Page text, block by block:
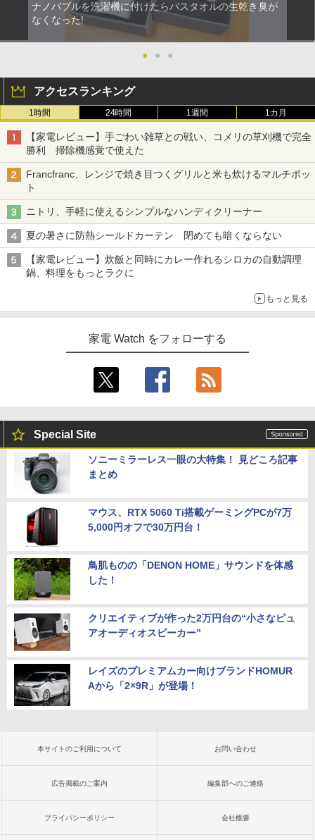
ナノバブルを洗濯機に付けたらバスタオルの生乾き臭が
なくなった!
● ● ●
アクセスランキング
1時間 24時間 1週間 1カ月
【家電レビュー】手ごわい雑草との戦い、コメリの草刈機で完全
勝利 掃除機感覚で使えた
Francfranc、レンジで焼き目つくグリルと米も炊けるマルチポッ
ト
ニトリ、手軽に使えるシンプルなハンディクリーナー
夏の暑さに防熱シールドカーテン 閉めても暗くならない
【家電レビュー】炊飯と同時にカレー作れるシロカの自動調理
鍋、料理をもっとラクに
もっと見る
家電 Watch をフォローする
Special Site
ソニーミラーレス一眼の大特集！ 見どころ記事
まとめ
マウス、RTX 5060 Ti搭載ゲーミングPCが7万
5,000円オフで30万円台！
鳥肌ものの「DENON HOME」サウンドを体感
した！
クリエイティブが作った2万円台の“小さなピュ
アオーディオスピーカー”
レイズのプレミアムカー向けブランドHOMUR
Aから「2×9R」が登場！
本サイトのご利用について お問い合わせ
広告掲載のご案内 編集部へのご連絡
プライバシーポリシー 会社概要